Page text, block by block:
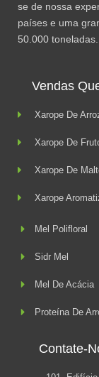
se de nossa
países e uma
50.000 toneladas.
Vendas
Xarope De
Xarope De
Xarope De
Xarope
Mel Polifloral
Sidr Mel
Mel De Acácia
Proteína De
Contate-